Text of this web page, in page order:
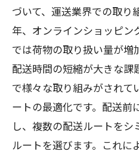
づいて、運送業界での取り
年、オンラインショッピ
では荷物の取り扱い量が増
配送時間の短縮が大きな課
で様々な取り組みがされて
ートの最適化です。配送前
し、複数の配送ルートを
ルートを選びます。これに